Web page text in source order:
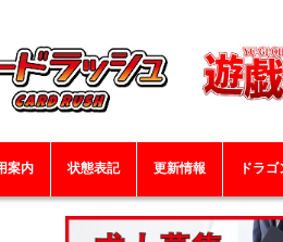
案内 状態表記 更新情報 ドラ